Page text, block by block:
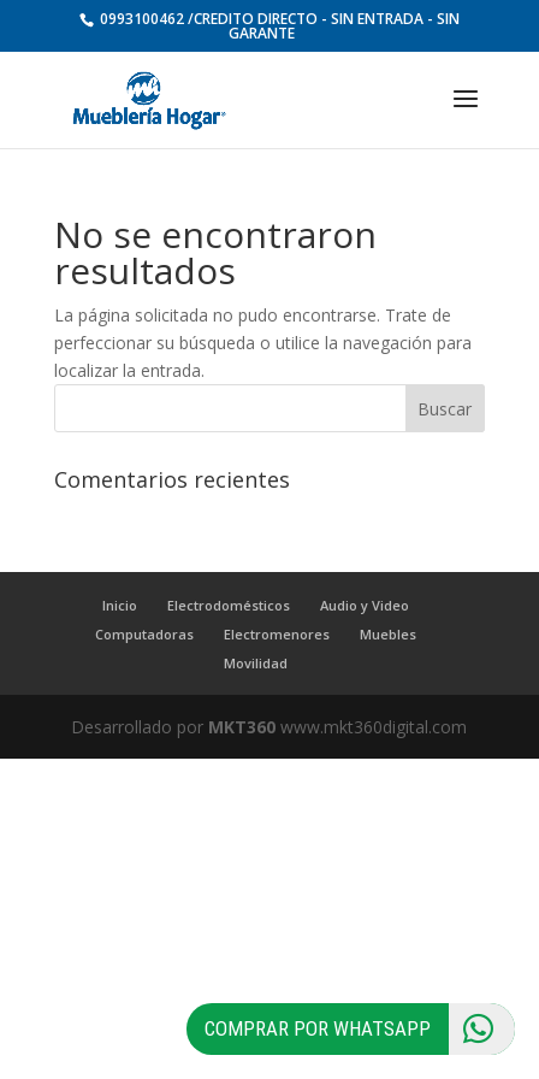
0993100462 /CREDITO DIRECTO - SIN ENTRADA - SIN
GARANTE
No se encontraron
resultados
La página solicitada no pudo encontrarse. Trate de
perfeccionar su búsqueda o utilice la navegación para
localizar la entrada.
Comentarios recientes
Inicio Electrodomésticos
Audio y Video
Computadoras
Electromenores
Muebles
Movilidad
Desarrollado por MKT360 www.mkt360digital.com
COMPRAR POR WHATSAPP